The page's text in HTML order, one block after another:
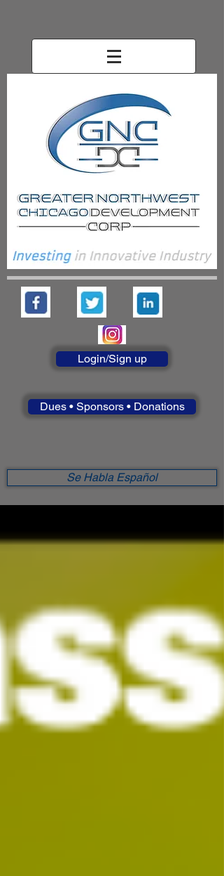
Login/Sign up
Dues • Sponsors • Donations
Se Habla Español